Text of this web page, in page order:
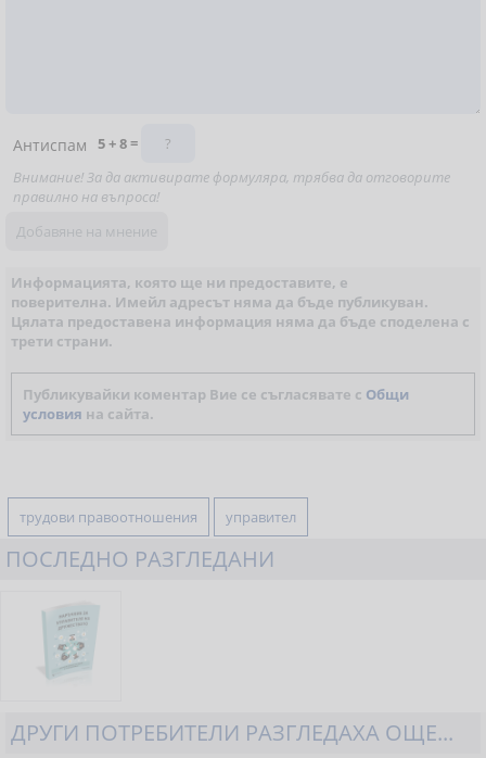
Антиспам
5 + 8 =
Внимание! За да активирате формуляра, трябва да отговорите
правилно на въпроса!
Информацията, която ще ни предоставите, е
поверителна. Имейл адресът няма да бъде публикуван.
Цялата предоставена информация няма да бъде споделена с
трети страни.
Публикувайки коментар Вие се съгласявате с Общи
условия на сайта.
трудови правоотношения управител
ПОСЛЕДНО РАЗГЛЕДАНИ
ДРУГИ ПОТРЕБИТЕЛИ РАЗГЛЕДАХА ОЩЕ...